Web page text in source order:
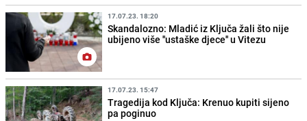
17.07.23. 18:20
Skandalozno: Mladić iz Ključa žali što nije
ubijeno više ''ustaške djece'' u Vitezu
17.07.23. 15:47
Tragedija kod Ključa: Krenuo kupiti sijeno
pa poginuo